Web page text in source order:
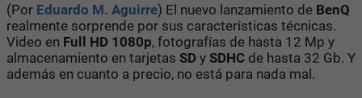
(Por Eduardo M. Aguirre) El nuevo lanzamiento de BenQ
realmente sorprende por sus características técnicas.
Video en Full HD 1080p, fotografías de hasta 12 Mp y
almacenamiento en tarjetas SD y SDHC de hasta 32 Gb. Y
además en cuanto a precio, no está para nada mal.